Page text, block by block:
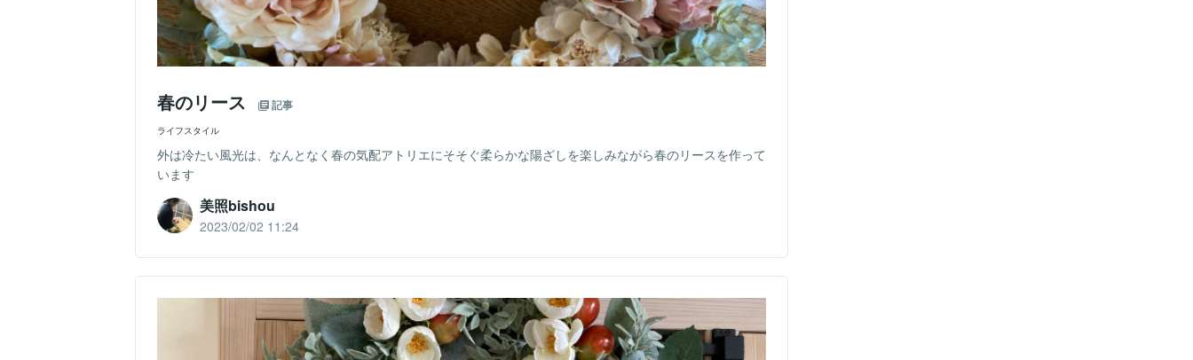
春のリース 記事
ライフスタイル
外は冷たい風光は、なんとなく春の気配アトリエにそそぐ柔らかな陽ざしを楽しみながら春のリースを作って
います
美照bishou
2023/02/02 11:24